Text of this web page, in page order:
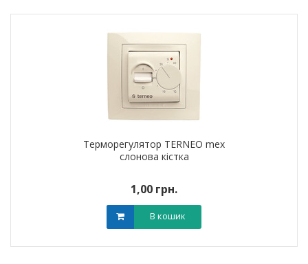
Терморегулятор TERNEO mex
слонова кістка
1,00 грн.
В кошик